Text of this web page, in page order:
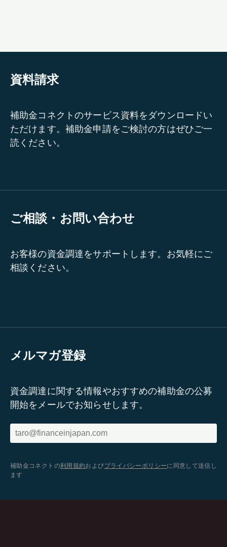
資料請求
補助金コネクトのサービス資料をダウンロードい
ただけます。補助金申請をご検討の方はぜひご一
読ください。
ご相談・お問い合わせ
お客様の資金調達をサポートします。お気軽にご
相談ください。
メルマガ登録
資金調達に関する情報やおすすめの補助金の公募
開始をメールでお知らせします。
補助金コネクトの利用規約およびプライバシーポリシーに同意して送信し
ます